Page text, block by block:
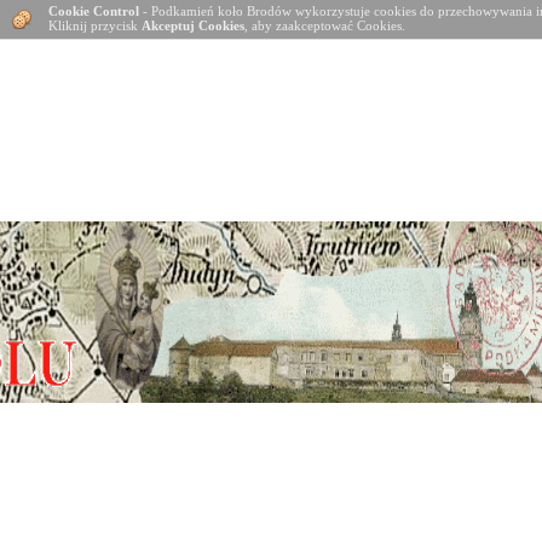
Cookie Control - Podkamień koło Brodów wykorzystuje cookies do
Kliknij przycisk Akceptuj Cookies , aby zaakceptować Cookies.